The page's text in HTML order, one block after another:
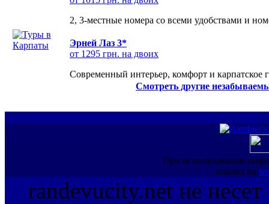
2, 3-местные номера со всеми удобствами и
Эрней Лаз 3*
от 1295 грн. на двоих
Современный интерьер, комфорт и карпатское
Смотреть другие
При использовании
ссылка на
randevucity.net не несет